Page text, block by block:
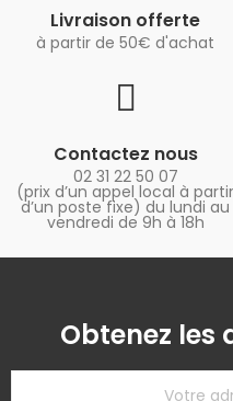
Livraison offerte
à partir de 50€ d'achat
Contactez nous
02 31 22 50 07
(prix d’un appel local à partir
d’un poste fixe) du lundi au
vendredi de 9h à 18h
Obtenez les